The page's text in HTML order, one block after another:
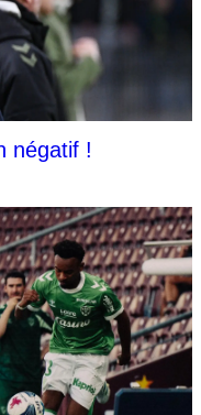
négatif !